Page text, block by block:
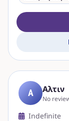
Α Αλτιν
No
Indefinite